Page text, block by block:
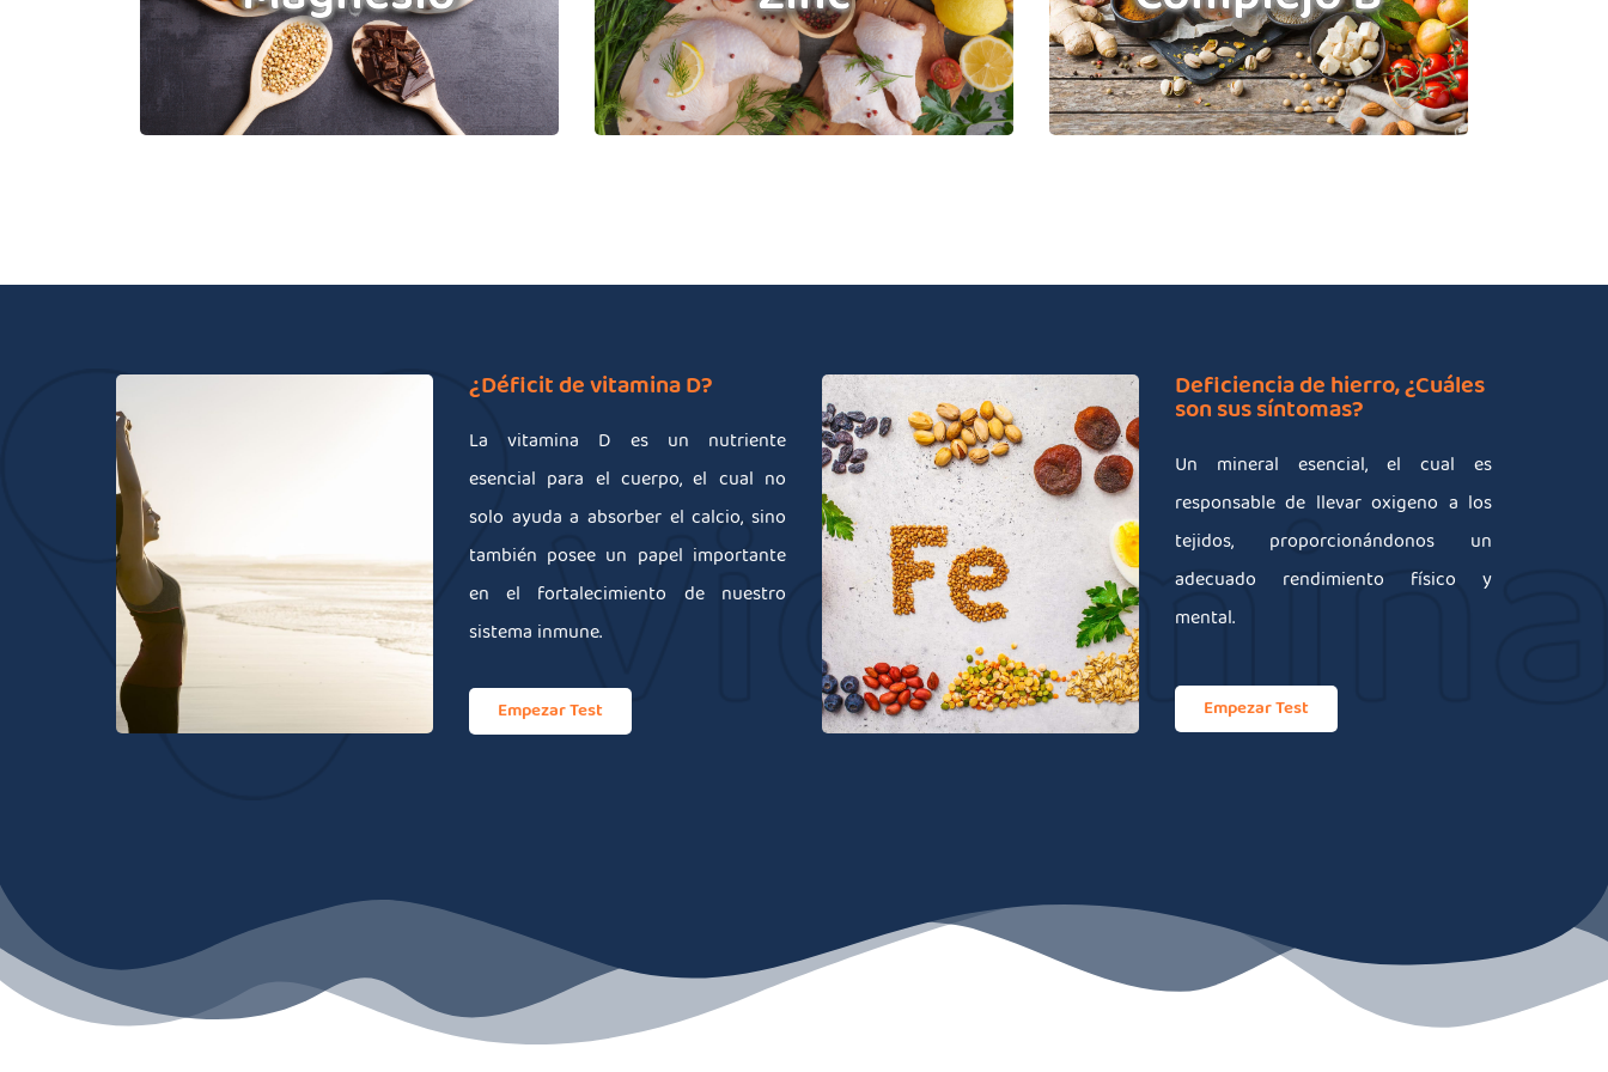
Citrato de magnesio Óxido de zinc
Hidroxocobalamina
Clorhidrato de tiamina
¿Déficit de vitamina D?
La vitamina D es un nutriente
esencial para el cuerpo, el cual no
solo ayuda a absorber el calcio, sino
también posee un papel importante
en el fortalecimiento de nuestro
sistema inmune.
Empezar Test
Deficiencia de hierro, ¿Cuáles
son sus síntomas?
Un mineral esencial, el cual es
responsable de llevar oxigeno a los
tejidos, proporcionándonos un
adecuado rendimiento físico y
mental.
Empezar Test